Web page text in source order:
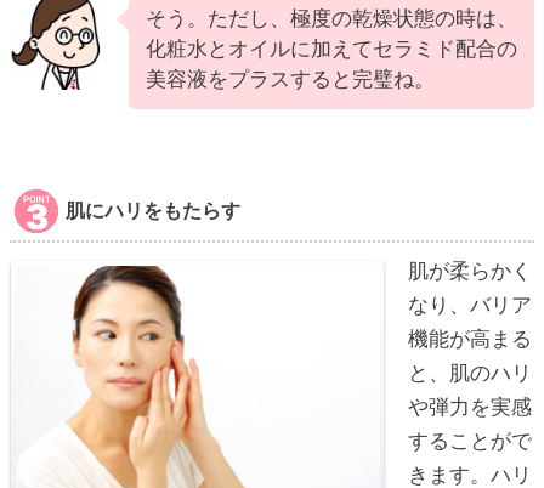
そう。ただし、極度の乾燥状態の時は、
化粧水とオイルに加えてセラミド配合の
美容液をプラスすると完璧ね。
肌にハリをもたらす
肌が柔らかく
なり、バリア
機能が高まる
と、肌のハリ
や弾力を実感
することがで
きます。ハリ